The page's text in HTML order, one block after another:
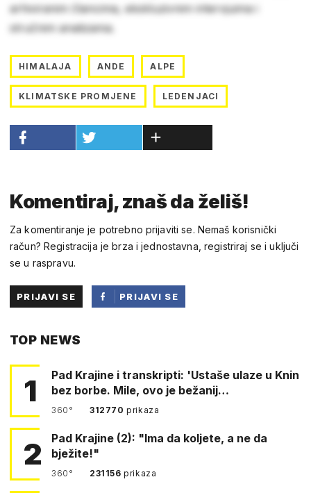
arhiviranim člancima, ekskluzivnim intervjuima i
stručnim analizama.
HIMALAJA ANDE ALPE
KLIMATSKE PROMJENE LEDENJACI
Komentiraj, znaš da želiš!
Za komentiranje je potrebno prijaviti se. Nemaš korisnički
račun? Registracija je brza i jednostavna, registriraj se i uključi
se u raspravu.
PRIJAVI SE
PRIJAVI SE
TOP NEWS
1
Pad Krajine i transkripti: 'Ustaše ulaze u Knin
bez borbe. Mile, ovo je bežanij…
360° 312770prikaza
2
Pad Krajine (2): "Ima da koljete, a ne da
bježite!"
360° 231156prikaza